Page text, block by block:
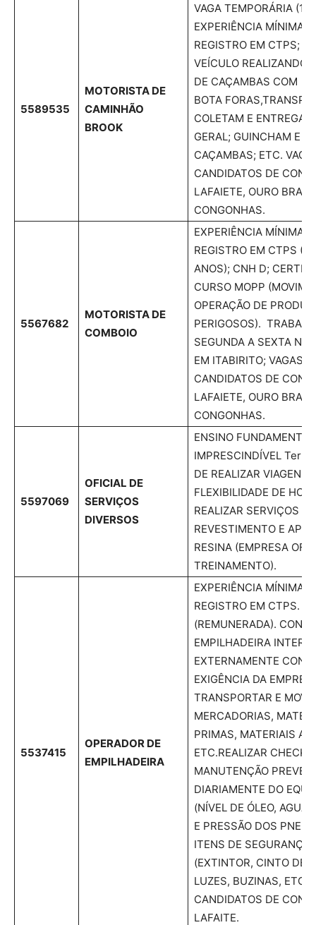
5589535
MOTORISTA DE
CAMINHÃO
BROOK
VAGA TEMPORÁRIA
EXPERIÊNCIA MÍNIMA
REGISTRO EM CTPS;
VEÍCULO REALIZANDO
DE CAÇAMBAS COM
BOTA
COLETAM E
GERAL; GUINCHAM E
CAÇAMBAS; ETC.
CANDIDATOS DE
LAFAIETE, OURO
CONGONHAS.
5567682
MOTORISTA DE
COMBOIO
EXPERIÊNCIA MÍNIMA
REGISTRO EM CTPS (
ANOS); CNH D;
CURSO MOPP
OPERAÇÃO DE
PERIGOSOS).
SEGUNDA A SEXTA NA
EM ITABIRITO; VAGAS
CANDIDATOS DE
LAFAIETE, OURO
CONGONHAS.
5597069
OFICIAL DE
SERVIÇOS
DIVERSOS
ENSINO
IMPRESCINDÍVEL Ter
DE REALIZAR VIAGENS
FLEXIBILIDADE DE
REALIZAR SERVIÇOS DE
REVESTIMENTO E
RESINA (EMPRESA
TREINAMENTO).
5537415
OPERADOR DE
EMPILHADEIRA
EXPERIÊNCIA MÍNIMA
REGISTRO EM CTPS.
(REMUNERADA).
EMPILHADEIRA
EXTERNAMENTE
EXIGÊNCIA DA
TRANSPORTAR E
MERCADORIAS,
PRIMAS, MATERIAIS
ETC.REALIZAR CHECK
MANUTENÇÃO
DIARIAMENTE DO
(NÍVEL DE ÓLEO,
E PRESSÃO DOS
ITENS DE SEGURANÇA
(EXTINTOR, CINTO DE
LUZES, BUZINAS, ETC).
CANDIDATOS DE
LAFAITE.